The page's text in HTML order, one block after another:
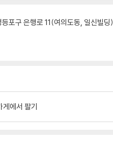
포구 은행로 11(여의도동, 일신빌딩)
게에서 팔기